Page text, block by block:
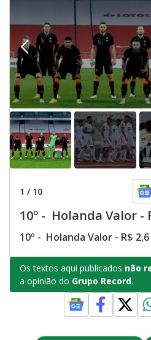
1 / 10
10º - Holanda Valor -
10º - Holanda Valor - R$
Os textos aqui publicados não
a opinião do Grupo Record.